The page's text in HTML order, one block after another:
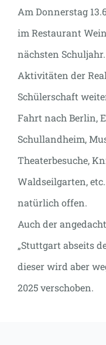
Am Donnerstag
im Restaurant
nächsten
Aktivitäten der
Schülerschaft
Fahrt nach Berlin,
Schullandheim,
Theaterbesuche,
Waldseilgarten,
natürlich offen.
Auch der
„Stuttgart abseits
dieser wird aber
2025 verschoben.